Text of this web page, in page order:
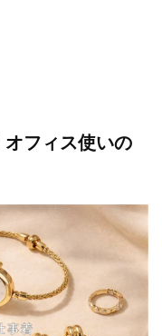
フィス使いの